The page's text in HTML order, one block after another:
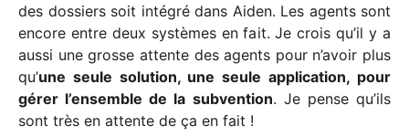
des dossiers soit intégré dans Aiden. Les agents sont
encore entre deux systèmes en fait. Je crois qu’il y a
aussi une grosse attente des agents pour n’avoir plus
qu’une seule solution, une seule application, pour
gérer l’ensemble de la subvention. Je pense qu’ils
sont très en attente de ça en fait !